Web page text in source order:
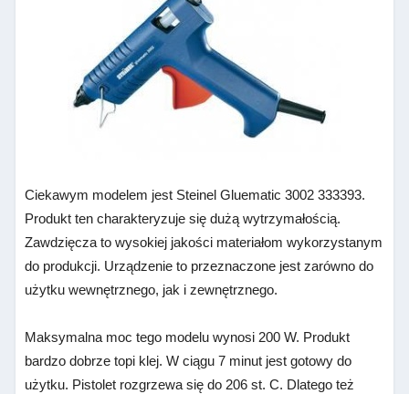
Ciekawym modelem jest Steinel Gluematic 3002 333393.
Produkt ten charakteryzuje się dużą wytrzymałością.
Zawdzięcza to wysokiej jakości materiałom wykorzystanym
do produkcji. Urządzenie to przeznaczone jest zarówno do
użytku wewnętrznego, jak i zewnętrznego.
Maksymalna moc tego modelu wynosi 200 W. Produkt
bardzo dobrze topi klej. W ciągu 7 minut jest gotowy do
użytku. Pistolet rozgrzewa się do 206 st. C. Dlatego też